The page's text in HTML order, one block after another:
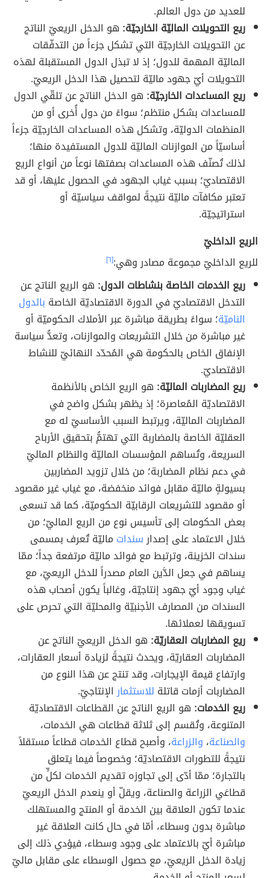
للعديد من دول العالم.
ريع التحويلات الماليّة الخارجيّة: هو الدخل الريعيّ الناتج
عن التحويلات الخارجيّة التي تشكل جزءاً من التدفّقات
الماليّة المهمة للدول؛ إذ لا تبذل الدول المستقبلة لهذه
التحويلات أيّ جهود ماليّة لتحصيل هذا الدخل الريعيّ.
ريع المساعدات الخارجيّة: هو الدخل الناتج عن تلقّي الدول
للمساعدات بشكل منتظم؛ سواءً من دول أُخرى أو من
المنظمات الدوليّة، وتشكل هذه المساعدات الخارجيّة جزءاً
أساسيّاً من الموازنات الماليّة للدول المستفيدة منها؛
لذلك تُصنّف هذه المساعدات بصفتها نوعاً من أنواع الريع
الاقتصاديّ؛ بسبب غياب الجهود في الحصول عليها، أو قد
تعتبر مكافآت ماليّة نتيجةً لمواقف سياسيّة أو
استراتيجيّة.
الريع الداخليّ
للريع الداخليّ مجموعة مصادر وهي:[٦]
ريع الخدمات الخاصة بنشاطات الدول: هو الريع الناتج عن
التدخل الاقتصاديّ في الدورة الاقتصاديّة الخاصة بالدول
الناميّة؛ سواءً بطريقة مباشرة عبر الأملاك الحكوميّة أو
غير مباشرة من خلال التشريعات والموازنات، وتعدُّ سياسة
الإنفاق الخاص بالحكومة هي المُحدّد النهائيّ للنشاط
الاقتصاديّ.
ريع المضاربات الماليّة: هو الريع الخاص بالأنظمة
الاقتصاديّة المُعاصرة؛ إذ يظهر بشكل واضح في
المضاربات الماليّة، ويرتبط السبب الأساسيّ له مع
العقليّة الخاصة بالمضاربة التي تهتمُّ بتحقيق الأرباح
السريعة، وتُساهم المؤسسات الماليّة والنظام الماليّ
في دعم نظام المضاربة؛ من خلال تزويد المضاربين
بسيولةٍ ماليّة مقابل فوائد منخفضة، مع غياب غير مقصود
أو مقصود للتشريعات الرقابيّة الحكوميّة، كما قد تسعى
بعض الحكومات إلى تأسيس نوع من الريع الماليّ؛ من
خلال الاعتماد على إصدارسندات ماليّة تُعرف بمسمى
سندات الخزينة، وترتبط مع فوائد ماليّة مرتفعة جداً؛ ممّا
يساهم في جعل الدَّين العام مصدراً للدخل الريعيّ، مع
غياب وجود أيّ جهود إنتاجيّة، وغالباً يكون أصحاب هذه
السندات من المصارف الأجنبيّة والمحليّة التي تحرص على
تسويقها لعملائها.
ريع المضاربات العقاريّة: هو الدخل الريعيّ الناتج عن
المضاربات العقاريّة، ويحدث نتيجةً لزيادة أسعار العقارات،
وارتفاع قيمة الإيجارات، وقد تنتج عن هذا النوع من
المضاربات أزمات قاتلة للاستثمارالإنتاجيّ.
ريع الخدمات: هو الريع الناتج عن القطاعات الاقتصاديّة
المتنوعة، وتُقسم إلى ثلاثة قطاعات هي الخدمات،
والصناعة، والزراعة، وأصبح قطاع الخدمات قطاعاً مستقلاً
نتيجةً للتطورات الاقتصاديّة؛ وخصوصاً فيما يتعلق
بالتجارة؛ ممّا أدّى إلى تجاوزه تقديم الخدمات لكلٍّ من
قطاعَي الزراعة والصناعة، ويقلّ أو ينعدم الدخل الريعيّ
عندما تكون العلاقة بين الخدمة أو المنتج والمستهلك
مباشرة بدون وسطاء، أمّا في حال كانت العلاقة غير
مباشرة أيّ بالاعتماد على وجود وسطاء، فيؤدي ذلك إلى
زيادة الدخل الريعيّ، مع حصول الوسطاء على مقابل ماليّ